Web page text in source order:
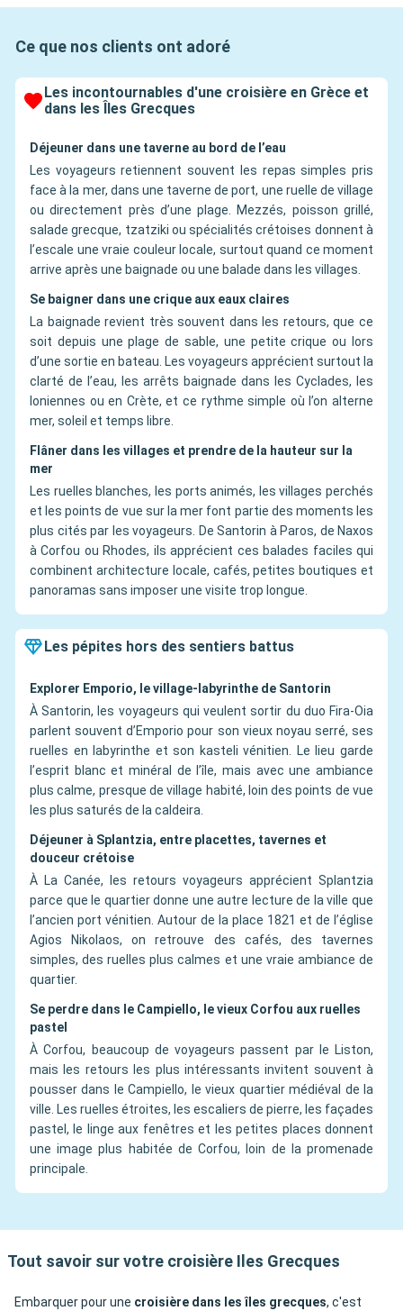
Ce que nos clients ont adoré
Les incontournables d'une croisière en Grèce et
dans les Îles Grecques
Déjeuner dans une taverne au bord de l’eau
Les voyageurs retiennent souvent les repas simples pris
face à la mer, dans une taverne de port, une ruelle de village
ou directement près d’une plage. Mezzés, poisson grillé,
salade grecque, tzatziki ou spécialités crétoises donnent à
l’escale une vraie couleur locale, surtout quand ce moment
arrive après une baignade ou une balade dans les villages.
Se baigner dans une crique aux eaux claires
La baignade revient très souvent dans les retours, que ce
soit depuis une plage de sable, une petite crique ou lors
d’une sortie en bateau. Les voyageurs apprécient surtout la
clarté de l’eau, les arrêts baignade dans les Cyclades, les
Ioniennes ou en Crète, et ce rythme simple où l’on alterne
mer, soleil et temps libre.
Flâner dans les villages et prendre de la hauteur sur la
mer
Les ruelles blanches, les ports animés, les villages perchés
et les points de vue sur la mer font partie des moments les
plus cités par les voyageurs. De Santorin à Paros, de Naxos
à Corfou ou Rhodes, ils apprécient ces balades faciles qui
combinent architecture locale, cafés, petites boutiques et
panoramas sans imposer une visite trop longue.
Les pépites hors des sentiers battus
Explorer Emporio, le village-labyrinthe de Santorin
À Santorin, les voyageurs qui veulent sortir du duo Fira-Oia
parlent souvent d’Emporio pour son vieux noyau serré, ses
ruelles en labyrinthe et son kasteli vénitien. Le lieu garde
l’esprit blanc et minéral de l’île, mais avec une ambiance
plus calme, presque de village habité, loin des points de vue
les plus saturés de la caldeira.
Déjeuner à Splantzia, entre placettes, tavernes et
douceur crétoise
À La Canée, les retours voyageurs apprécient Splantzia
parce que le quartier donne une autre lecture de la ville que
l’ancien port vénitien. Autour de la place 1821 et de l’église
Agios Nikolaos, on retrouve des cafés, des tavernes
simples, des ruelles plus calmes et une vraie ambiance de
quartier.
Se perdre dans le Campiello, le vieux Corfou aux ruelles
pastel
À Corfou, beaucoup de voyageurs passent par le Liston,
mais les retours les plus intéressants invitent souvent à
pousser dans le Campiello, le vieux quartier médiéval de la
ville. Les ruelles étroites, les escaliers de pierre, les façades
pastel, le linge aux fenêtres et les petites places donnent
une image plus habitée de Corfou, loin de la promenade
principale.
Tout savoir sur votre croisière Iles Grecques
Embarquer pour une croisière dans les îles grecques, c'est